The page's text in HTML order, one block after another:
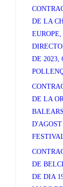
DE LA
DE 2023,
DE LA
DE
DE DIA